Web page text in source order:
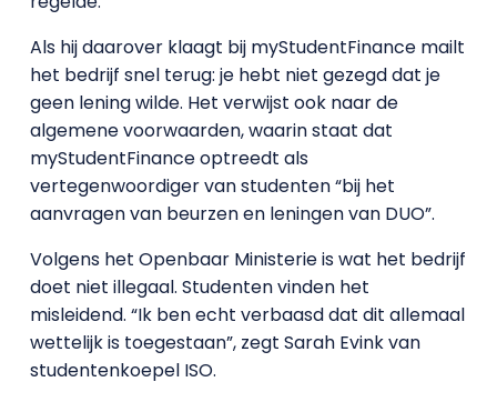
Als hij daarover klaagt bij myStudentFinance mailt
het bedrijf snel terug: je hebt niet gezegd dat je
geen lening wilde. Het verwijst ook naar de
algemene voorwaarden, waarin staat dat
myStudentFinance optreedt als
vertegenwoordiger van studenten “bij het
aanvragen van beurzen en leningen van DUO”.
Volgens het Openbaar Ministerie is wat het bedrijf
doet niet illegaal. Studenten vinden het
misleidend. “Ik ben echt verbaasd dat dit allemaal
wettelijk is toegestaan”, zegt Sarah Evink van
studentenkoepel ISO.